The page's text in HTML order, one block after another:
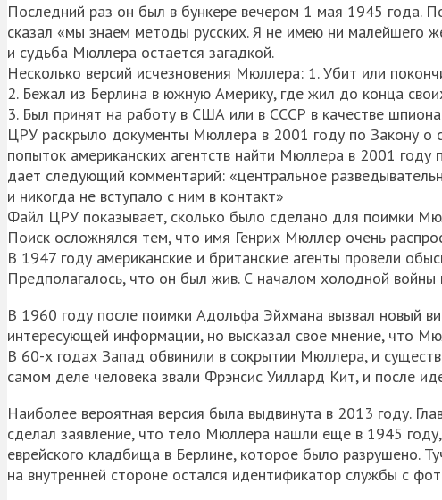
Последний раз он был в бункере вечером 1 мая 1945 года.
сказал «мы знаем методы русских. Я не имею ни малейшего
и судьба Мюллера остается загадкой.
Несколько версий исчезновения Мюллера: 1. Убит или
2. Бежал из Берлина в южную Америку, где жил до конца
3. Был принят на работу в США или в СССР в качестве
ЦРУ раскрыло документы Мюллера в 2001 году по Закону о
попыток американских агентств найти Мюллера в 2001
дает следующий комментарий: «центральное
и никогда не вступало с ним в контакт»
Файл ЦРУ показывает, сколько было сделано для поимки
Поиск осложнялся тем, что имя Генрих Мюллер очень
В 1947 году американские и британские агенты провели
Предполагалось, что он был жив. С началом холодной
В 1960 году после поимки Адольфа Эйхмана вызвал новый
интересующей информации, но высказал свое мнение, что
В 60-х годах Запад обвинили в сокрытии Мюллера, и
самом деле человека звали Фрэнсис Уиллард Кит, и после
Наиболее вероятная версия была выдвинута в 2013 году.
сделал заявление, что тело Мюллера нашли еще в 1945
еврейского кладбища в Берлине, которое было разрушено.
на внутренней стороне остался идентификатор службы с